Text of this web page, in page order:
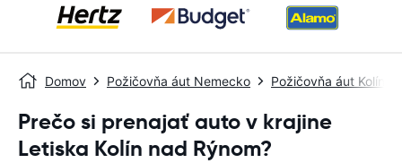
Domov Požičovňa áut Nemecko Požičovňa áut Kolín
Prečo si prenajať auto v krajine
Letiska Kolín nad Rýnom?